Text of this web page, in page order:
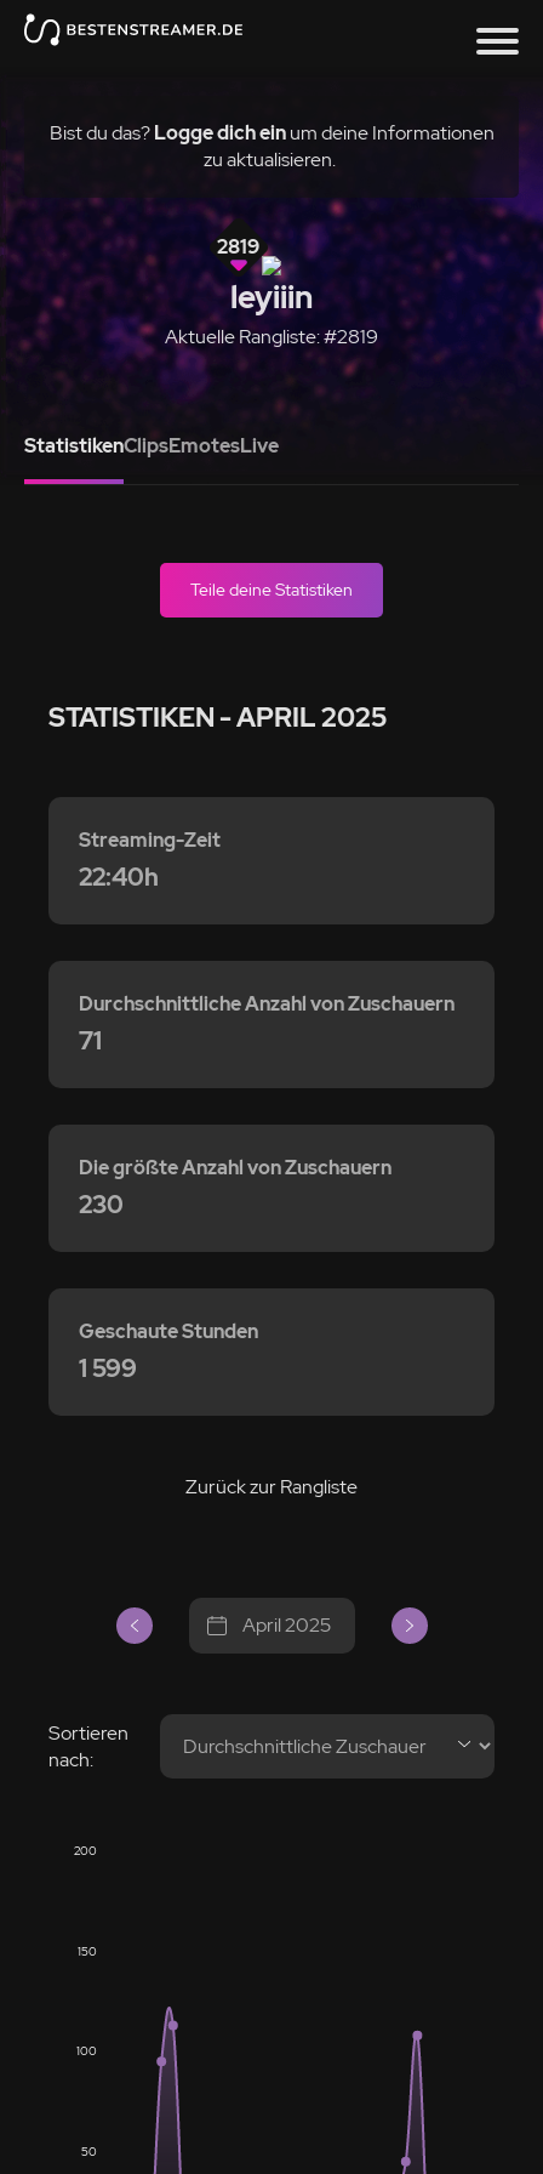
Bist du das? Logge dich ein um deine Informationen
zu aktualisieren.
2819
leyiiin
Aktuelle Rangliste: #2819
StatistikenClipsEmotesLive
Teile deine Statistiken
STATISTIKEN - APRIL 2025
Zurück zur Rangliste
Streaming-Zeit
22:40h
Durchschnittliche Anzahl von Zuschauern
71
Die größte Anzahl von Zuschauern
230
Geschaute Stunden
1 599
April 2025
Sortieren
nach:
50
100
150
200